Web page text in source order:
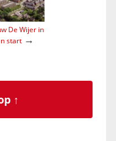
De Wijer in
start→
↑